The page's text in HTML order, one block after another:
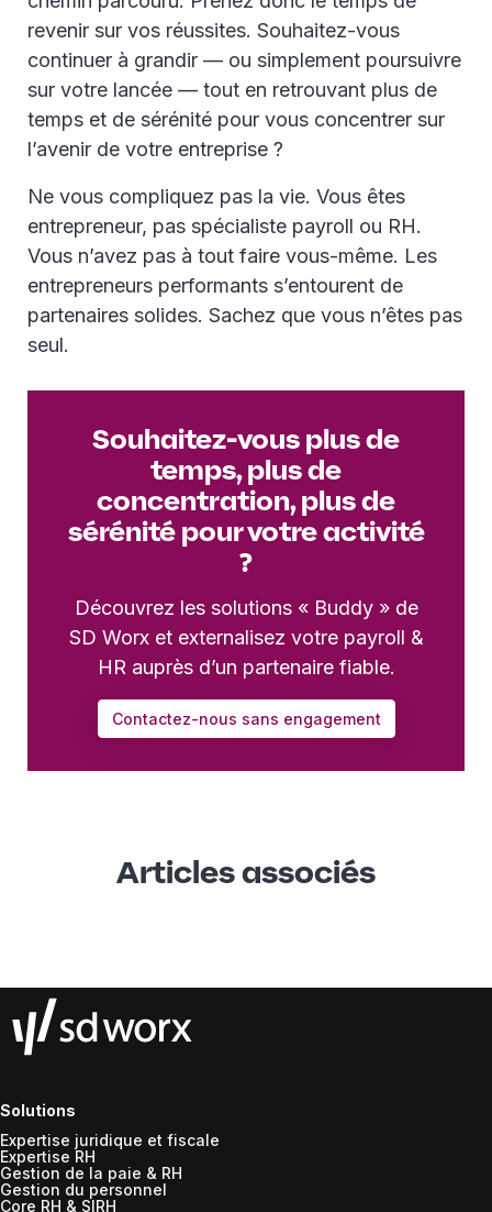
revenir sur vos réussites. Souhaitez-vous
continuer à grandir — ou simplement poursuivre
sur votre lancée — tout en retrouvant plus de
temps et de sérénité pour vous concentrer sur
l’avenir de votre entreprise ?
Ne vous compliquez pas la vie. Vous êtes
entrepreneur, pas spécialiste payroll ou RH.
Vous n’avez pas à tout faire vous-même. Les
entrepreneurs performants s’entourent de
partenaires solides. Sachez que vous n’êtes pas
seul.
Souhaitez-vous plus de
temps, plus de
concentration, plus de
sérénité pour votre activité
?
Découvrez les solutions « Buddy » de
SD Worx et externalisez votre payroll &
HR auprès d’un partenaire fiable.
Contactez-nous sans engagement
Articles associés
Solutions
Expertise juridique et fiscale
Expertise RH
Gestion de la paie & RH
Gestion du personnel
Core RH & SIRH